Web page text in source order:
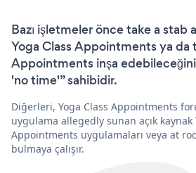
Bazı işletmeler önce take a stab
Yoga Class Appointments ya da
Appointments inşa
'no time'” sahibidir.
Diğerleri, Yoga Class Appointments
uygulama allegedly sunan açık kaynak
Appointments uygulamaları veya at
bulmaya çalışır.